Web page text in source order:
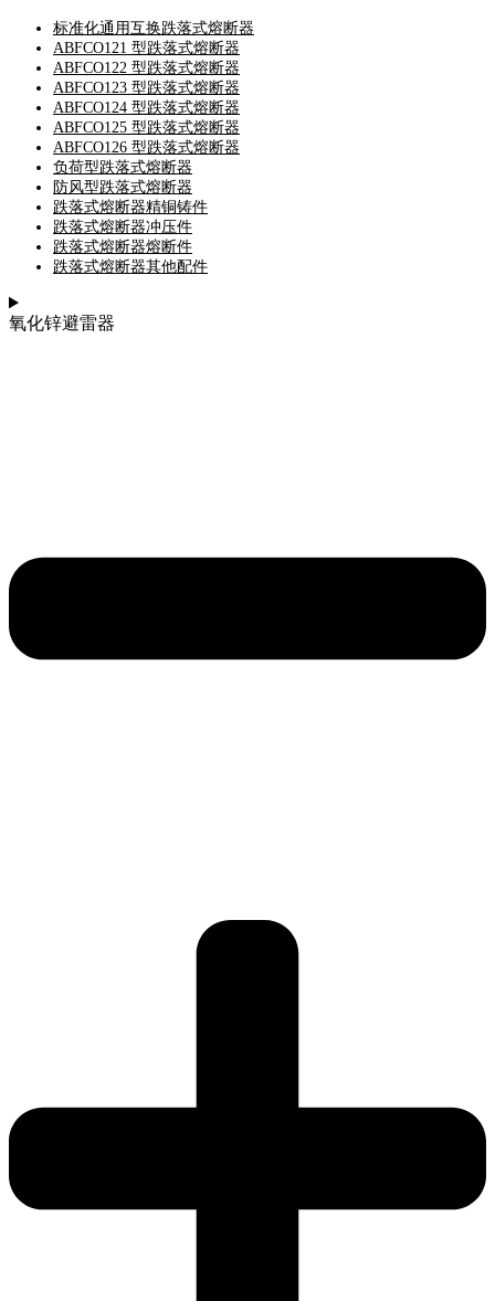
标准化通用互换跌落式熔断器
ABFCO121 型跌落式熔断器
ABFCO122 型跌落式熔断器
ABFCO123 型跌落式熔断器
ABFCO124 型跌落式熔断器
ABFCO125 型跌落式熔断器
ABFCO126 型跌落式熔断器
负荷型跌落式熔断器
防风型跌落式熔断器
跌落式熔断器精铜铸件
跌落式熔断器冲压件
跌落式熔断器熔断件
跌落式熔断器其他配件
氧化锌避雷器